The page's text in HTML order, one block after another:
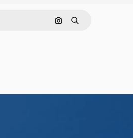
Поиск по изображению
Поиск